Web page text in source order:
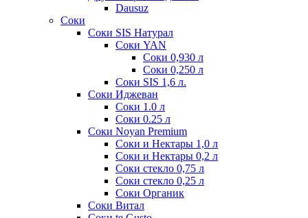
Dausuz
Соки
Соки SIS Натурал
Соки YAN
Соки 0,930 л
Соки 0,250 л
Соки SIS 1,6 л.
Соки Иджеван
Соки 1.0 л
Соки 0.25 л
Соки Noyan Premium
Соки и Нектары 1,0 л
Соки и Нектары 0,2 л
Соки стекло 0,75 л
Соки стекло 0,25 л
Соки Органик
Соки Витал